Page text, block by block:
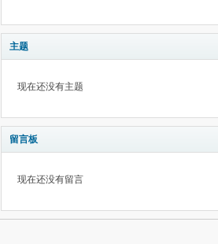
主题
现在还没有主题
留言板
现在还没有留言